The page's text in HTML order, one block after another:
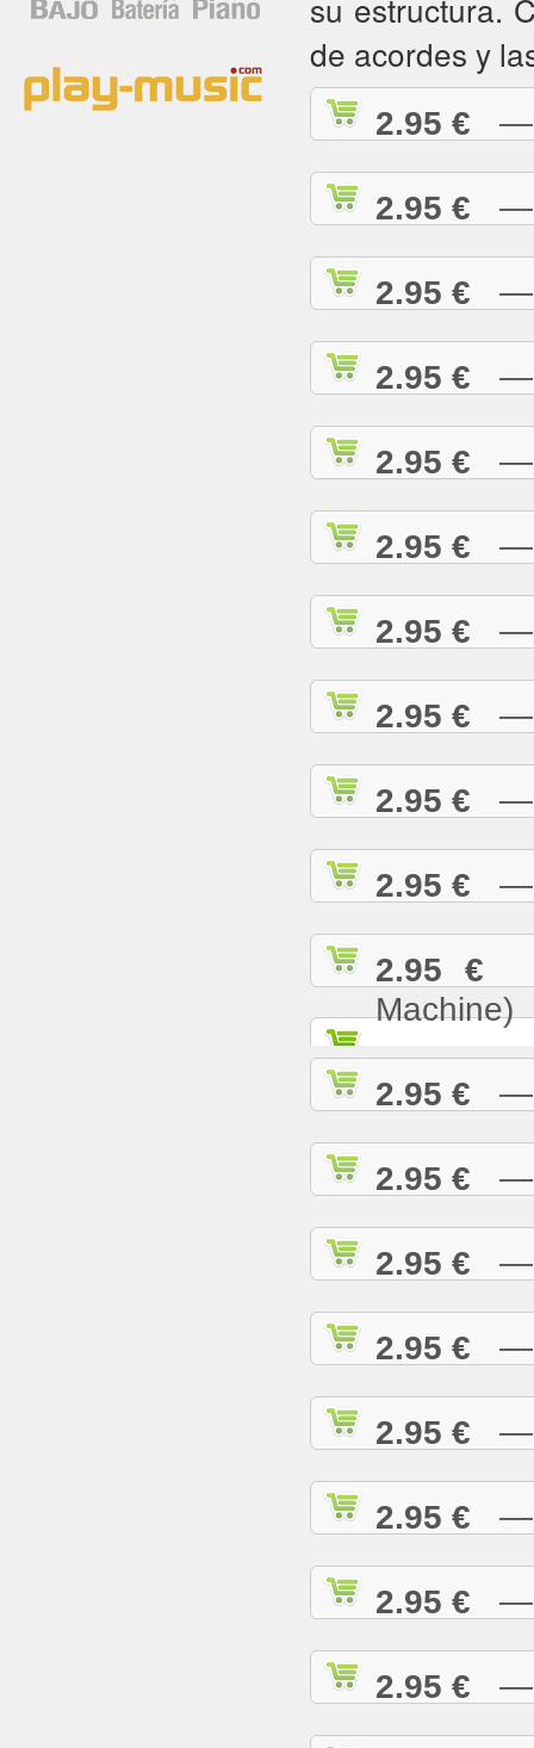
su estructura.
de acordes y
2.95 € —
2.95 € —
2.95 € —
2.95 € —
2.95 € —
2.95 € —
2.95 € —
2.95 € —
2.95 € —
2.95 € —
2.95 €
Machine)
2.95 € —
2.95 € —
2.95 € —
2.95 € —
2.95 € —
2.95 € —
2.95 € —
2.95 € —